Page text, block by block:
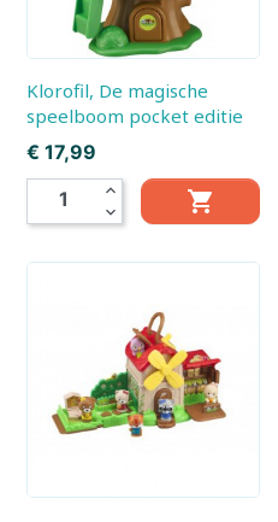
Klorofil, De magische
speelboom pocket editie
Prijs
€ 17,99
expand_less
expand_more
